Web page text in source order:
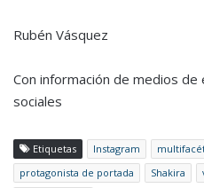
Rubén Vásquez
Con información de medios
sociales
Etiquetas Instagram
protagonista de portada
Shakira